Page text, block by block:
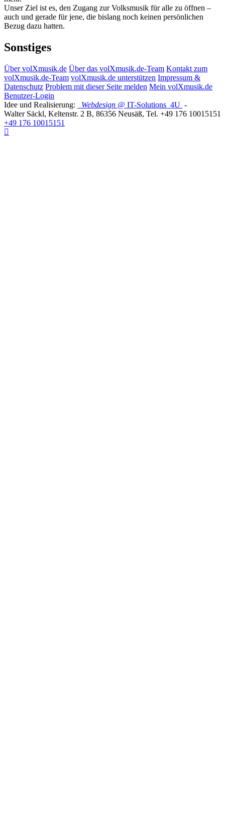
Unser Ziel ist es, den Zugang zur Volksmusik für alle zu öffnen –
auch und gerade für jene, die bislang noch keinen persönlichen
Bezug dazu hatten.
Sonstiges
Über volXmusik.de Über das volXmusik.de-Team Kontakt zum
volXmusik.de-Team volXmusik.de unterstützen Impressum &
Datenschutz Problem mit dieser Seite melden Mein volXmusik.de
Benutzer-Login
Idee und Realisierung:
Webdesign @ IT-Solutions 4U -
Walter Säckl, Keltenstr. 2 B, 86356 Neusäß, Tel. +49 176 10015151
+49 176 10015151